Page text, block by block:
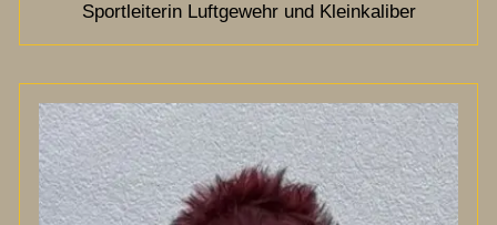
Sportleiterin Luftgewehr und Kleinkaliber